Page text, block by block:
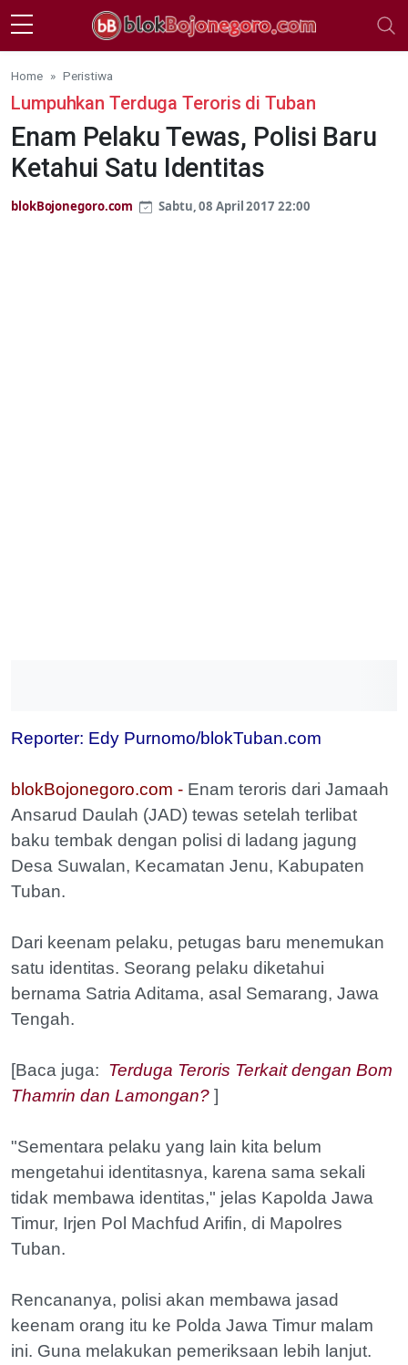
Skip to main content
Home Peristiwa
Lumpuhkan Terduga Teroris di Tuban
Enam Pelaku Tewas, Polisi Baru
Ketahui Satu Identitas
blokBojonegoro.com Sabtu, 08 April 2017 22:00
Reporter: Edy Purnomo/blokTuban.com
blokBojonegoro.com - Enam teroris dari Jamaah
Ansarud Daulah (JAD) tewas setelah terlibat
baku tembak dengan polisi di ladang jagung
Desa Suwalan, Kecamatan Jenu, Kabupaten
Tuban.
Dari keenam pelaku, petugas baru menemukan
satu identitas. Seorang pelaku diketahui
bernama Satria Aditama, asal Semarang, Jawa
Tengah.
[Baca juga: Terduga Teroris Terkait dengan Bom
Thamrin dan Lamongan? ]
"Sementara pelaku yang lain kita belum
mengetahui identitasnya, karena sama sekali
tidak membawa identitas," jelas Kapolda Jawa
Timur, Irjen Pol Machfud Arifin, di Mapolres
Tuban.
Rencananya, polisi akan membawa jasad
keenam orang itu ke Polda Jawa Timur malam
ini. Guna melakukan pemeriksaan lebih lanjut.